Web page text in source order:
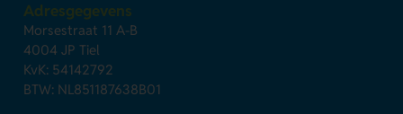
Adresgegevens
Morsestraat 11 A-B
4004 JP Tiel
KvK: 54142792
BTW: NL851187638B01